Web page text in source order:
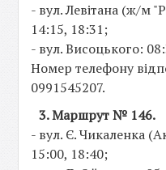
- вул. Левітана (ж/м
14:15, 18:31;
- вул. Висоцького:
Номер телефону
0991545207.
3. Маршрут № 146.
- вул. Є. Чикаленка
15:00, 18:40;